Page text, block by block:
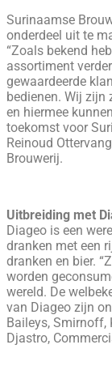
Surinaamse
onderdeel uit te
“Zoals bekend
assortiment
gewaardeerde
bedienen. Wij zijn
en hiermee
toekomst voor
Reinoud
Brouwerij.
Uitbreiding met
Diageo is een
dranken met een
dranken en bier.
worden
wereld. De
van Diageo zijn
Baileys, Smirnoff,
Djastro,